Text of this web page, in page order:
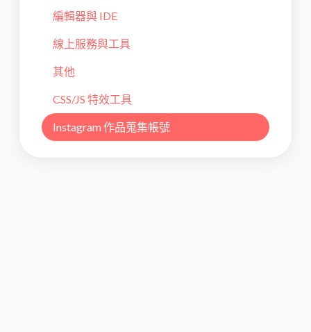
編輯器與 IDE
線上服務與工具
其他
CSS/JS 特效工具
Instagram 作品蒐集帳號